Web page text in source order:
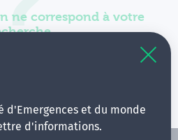
et du monde
d'informations.
ne correspond à votre
votre requête en élargissant